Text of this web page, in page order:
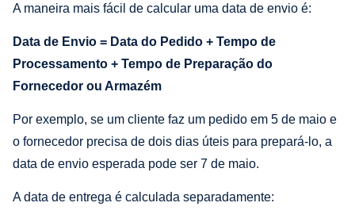
A maneira mais fácil de calcular uma data de envio é:
Data de Envio = Data do Pedido + Tempo de
Processamento + Tempo de Preparação do
Fornecedor ou Armazém
Por exemplo, se um cliente faz um pedido em 5 de maio e
o fornecedor precisa de dois dias úteis para prepará-lo, a
data de envio esperada pode ser 7 de maio.
A data de entrega é calculada separadamente: